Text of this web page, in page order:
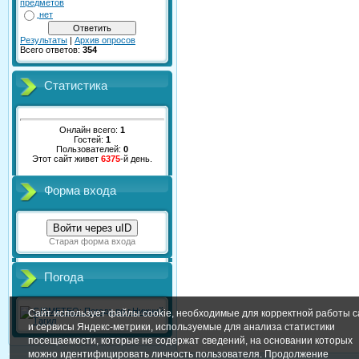
предметов
нет
Результаты | Архив опросов
Всего ответов: 354
Статистика
Онлайн всего: 1
Гостей: 1
Пользователей: 0
Этот сайт живет 6375-й день.
Форма входа
Войти через uID
Старая форма входа
Погода
Сайт использует файлы cookie, необходимые для корректной работы
и сервисы Яндекс-метрики, используемые для анализа статистики
посещаемости, которые не содержат сведений, на основании которых
можно идентифицировать личность пользователя. Продолжение